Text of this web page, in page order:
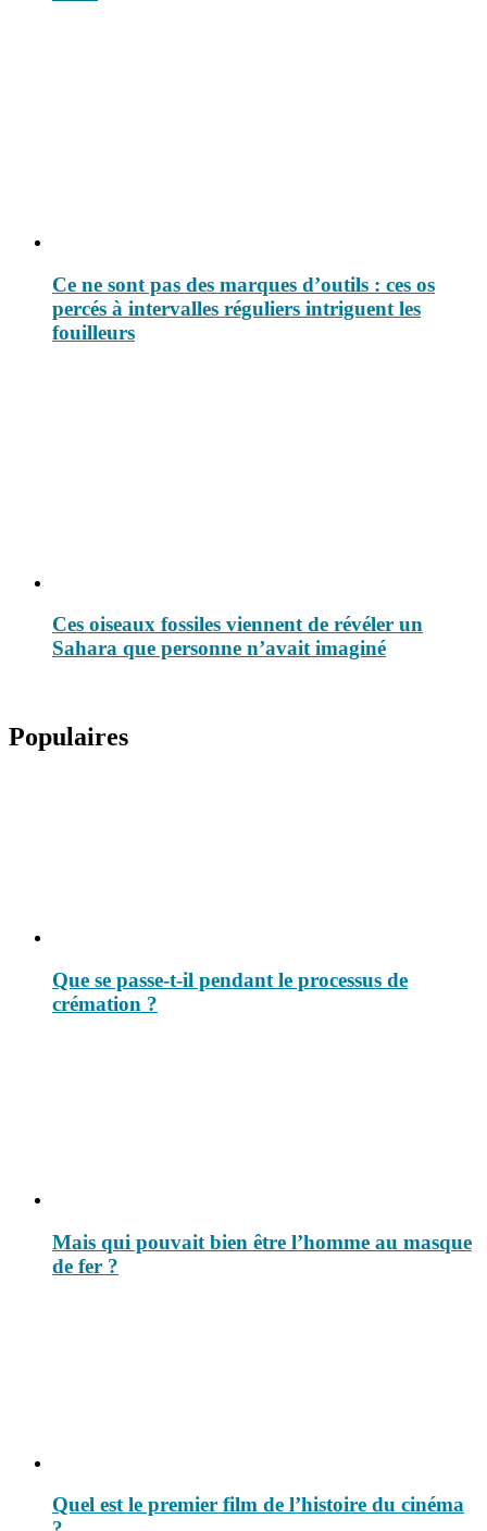
Ce ne sont pas des marques d’outils : ces os
percés à intervalles réguliers intriguent les
fouilleurs
Ces oiseaux fossiles viennent de révéler un
Sahara que personne n’avait imaginé
Populaires
Que se passe-t-il pendant le processus de
crémation ?
Mais qui pouvait bien être l’homme au masque
de fer ?
Quel est le premier film de l’histoire du cinéma